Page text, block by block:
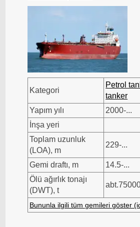
Kategori
Petrol
tanker
Yapım yılı
2000-...
İnşa yeri
Toplam uzunluk
(LOA), m
229-...
Gemi draftı, m
14.5-...
Ölü ağırlık tonajı
(DWT), t
Bununla ilgili tüm gemileri göster